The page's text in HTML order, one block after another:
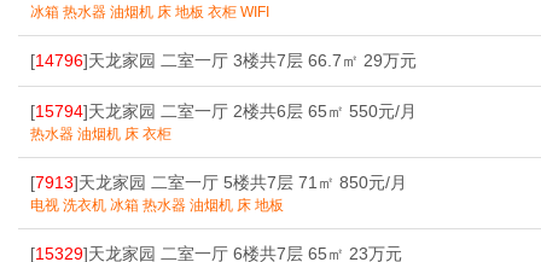
冰箱 热水器 油烟机 床 地板 衣柜 WIFI
[14796]天龙家园 二室一厅 3楼共7层 66.7㎡ 29万元
[15794]天龙家园 二室一厅 2楼共6层 65㎡ 550元/月
热水器 油烟机 床 衣柜
[7913]天龙家园 二室一厅 5楼共7层 71㎡ 850元/月
电视 洗衣机 冰箱 热水器 油烟机 床 地板
[15329]天龙家园 二室一厅 6楼共7层 65㎡ 23万元